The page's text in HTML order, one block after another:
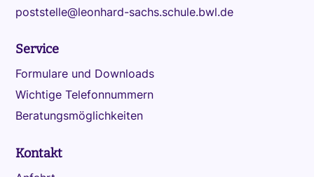
poststelle@leonhard-sachs.schule.bwl.de
Service
Formulare und Downloads
Wichtige Telefonnummern
Beratungsmöglichkeiten
Kontakt